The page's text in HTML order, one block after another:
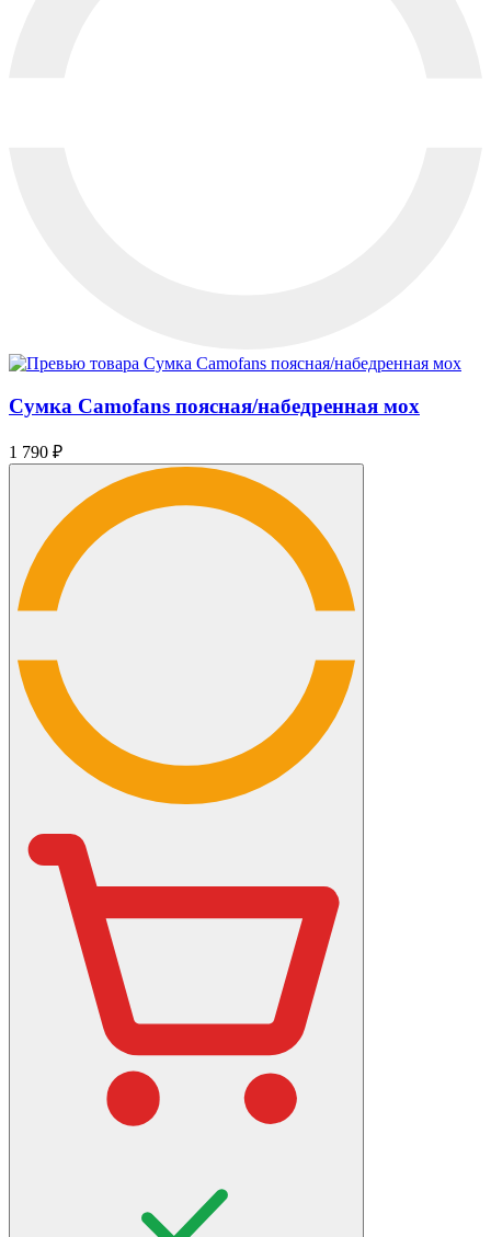
Сумка Camofans поясная/набедренная мох
1 790 ₽